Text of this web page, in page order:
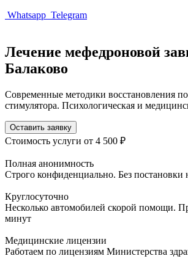
Whatsapp Telegram
Лечение мефедроновой
Балаково
Современные методики восстановления
стимулятора. Психологическая и
Оставить заявку
Стоимость услуги от 4 500 ₽
Полная анонимность
Строго конфиденциально. Без постановки
Круглосуточно
Несколько автомобилей скорой помощи.
минут
Медицинские лицензии
Работаем по лицензиям Министерства